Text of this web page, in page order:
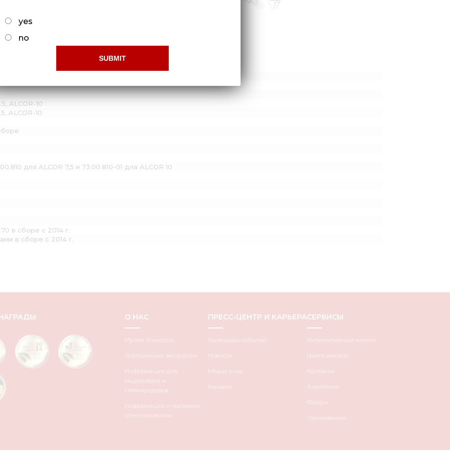
ALCOR-10
ALCOR-10
для ALCOR 7,5 и 73.00.810-01 для ALCOR 10
в сборе с 2014 г.
в сборе с 2014 г.
О НАС
Музей Эльворти
Виртуальная экскурсия
Информация для
акционеров и
стейкхолдеров
Информация о поставках
электроэнергии
ПРЕСС-ЦЕНТР И КАРЬЕРА
Календарь событий
Новости
Медиа о нас
Карьера
СЕРВИСЫ
Интерактивный каталог
Найти дилера
Контакты
Аналитика
Форум
Приложения
yes
no